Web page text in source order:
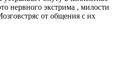
нервного экстрима , милости
от общения с их